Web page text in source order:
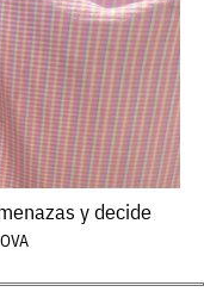
y decide